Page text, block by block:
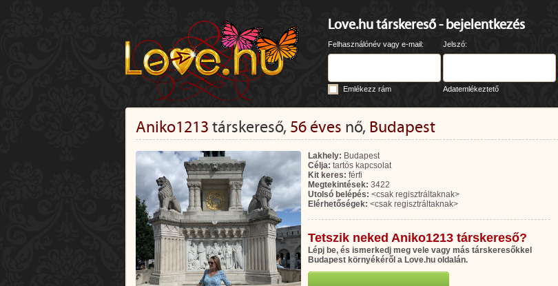
Love.hu társkereső - bejelentkezés
Felhasználónév vagy e-mail: Jelszó:
Emlékezz rám Adatemlékeztető
Aniko1213 társkereső, 56 éves nő, Budapest
Lakhely: Budapest
Célja: tartós kapcsolat
Kit keres: férfi
Megtekintések: 3422
Utolsó belépés: <csak regisztráltaknak>
Elérhetőségek: <csak regisztráltaknak>
Tetszik neked Aniko1213 társkereső?
Lépj be, és ismerkedj meg vele vagy más társkeresőkkel
Budapest környékéről a Love.hu oldalán.